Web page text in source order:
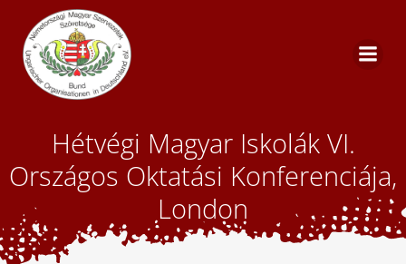
Hétvégi Magyar Iskolák VI.
Országos Oktatási Konferenciája,
London